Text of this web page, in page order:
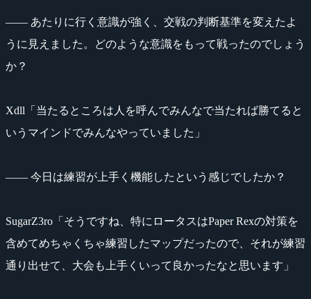
―― あたりに行く意識が強く、交戦の判断基準を変えたよ
うに見えました。どのような意識をもって戦ったのでしょう
か？
Xdll「当たるところは人を呼んでみんなで当たれば勝てると
いうマインドでみんなやっていました」
―― 今日は練習が上手く機能したという感じでしたか？
SugarZ3ro「そうですね、特にロータスはPaper Rexの対策を
含めてめちゃくちゃ練習したマップだったので、それが練習
通り出せて、大会も上手くいって良かったなと思います」